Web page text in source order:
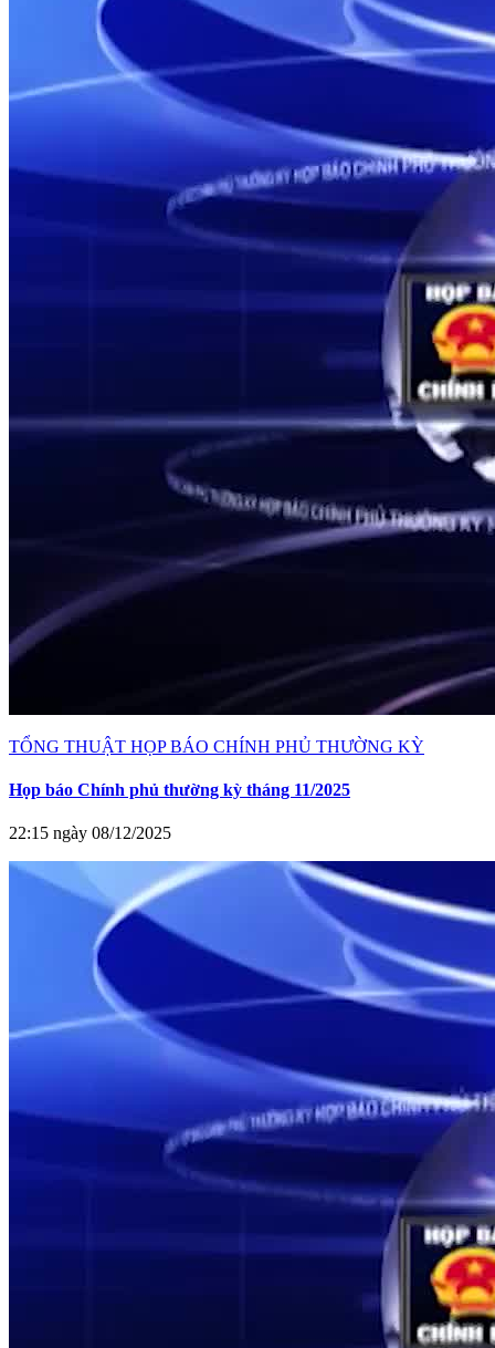
TỔNG THUẬT HỌP BÁO CHÍNH PHỦ THƯỜNG KỲ
Họp báo Chính phủ thường kỳ tháng 11/2025
22:15 ngày 08/12/2025